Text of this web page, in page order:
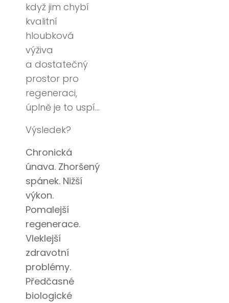
když jim chybí
kvalitní
hloubková
výživa
a dostatečný
prostor pro
regeneraci,
úplně je to uspí…
Výsledek?
Chronická
únava. Zhoršený
spánek. Nižší
výkon.
Pomalejší
regenerace.
Vleklejší
zdravotní
problémy.
Předčasné
biologické